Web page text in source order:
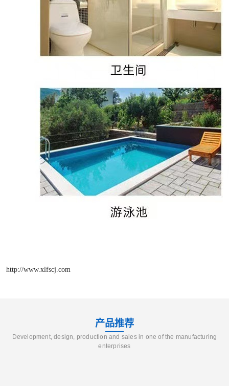
http://www.xlfscj.com
产品推荐
Development, design, production and sales in one of the manufacturing
enterprises